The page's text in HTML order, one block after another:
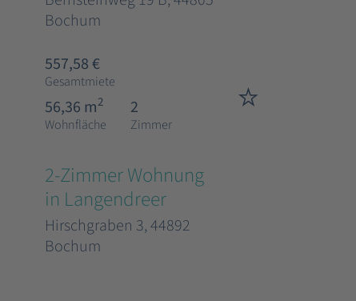
Bochum
557,58 €
Gesamtmiete
56,36 m2
Wohnfläche
2
Zimmer
2-Zimmer Wohnung
in Langendreer
Hirschgraben 3, 44892
Bochum